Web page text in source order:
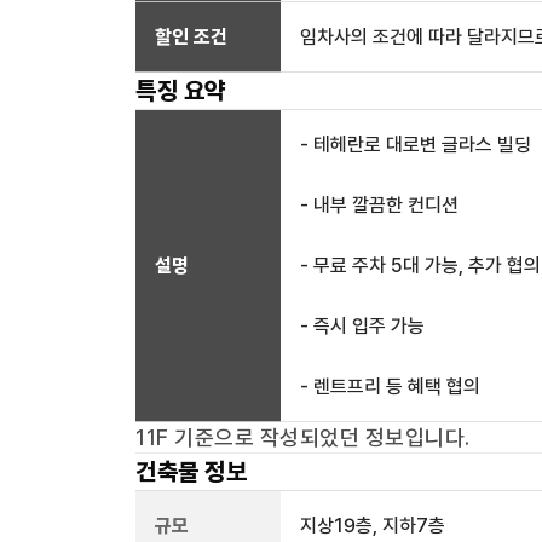
할인 조건 임차사의 조건에 따라 달라지
특징 요약
설명
- 테헤란로 대로변 글라스 빌딩
- 내부 깔끔한 컨디션
- 무료 주차 5대 가능, 추가 협의
- 즉시 입주 가능
- 렌트프리 등 혜택 협의
11F 기준으로 작성되었던 정보입니다.
건축물 정보
규모 지상19층, 지하7층